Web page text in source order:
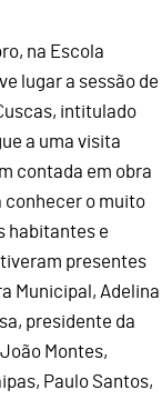
na Escola
lugar a sessão de
intitulado
a uma visita
contada em obra
conhecer o muito
habitantes e
presentes
Municipal, Adelina
presidente da
Montes,
Paulo Santos,